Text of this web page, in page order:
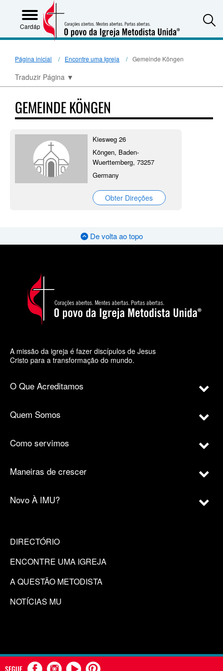
Cardápio
Página inicial Encontre uma Igreja Gemeinde Köngen
Traduzir Página ▼
GEMEINDE KÖNGEN
Kiesweg 26
Köngen, Baden-
Wuerttemberg, 73257
Germany
Obter Direções
De volta ao topo
A missão da igreja é fazer discípulos de Jesus
Cristo para a transformação do mundo.
O Que Acreditamos
Quem Somos
Como servimos
Maneiras de crescer
Novo À IMU?
DIRECTÓRIO
ENCONTRE UMA IGREJA
A QUESTÃO METODISTA
NOTÍCIAS MU
SEGUE